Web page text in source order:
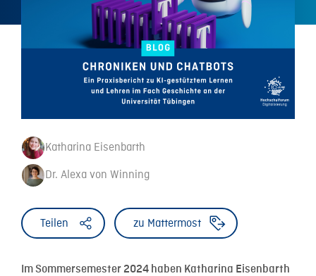
Katharina Eisenbarth
Dr. Alexa von Winning
Teilen zu Mattermost
Im Sommersemester 2024 haben Katharina Eisenbarth